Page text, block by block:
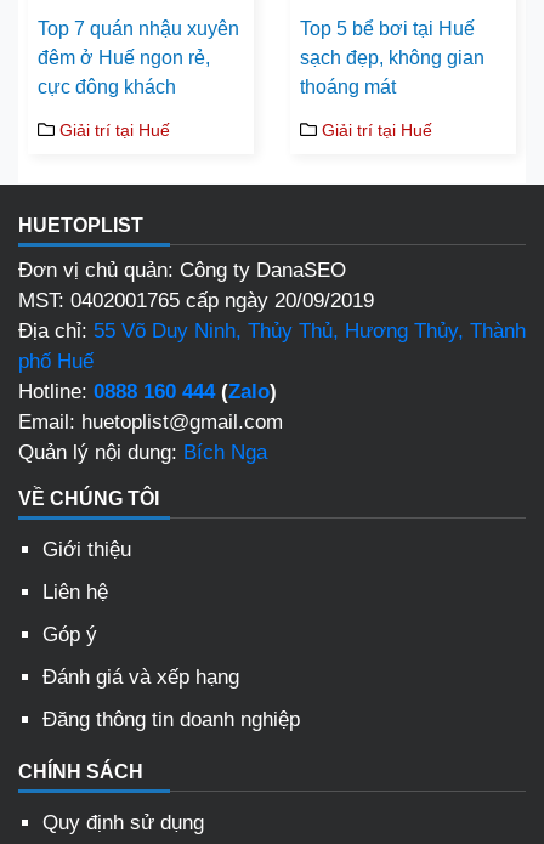
Top 7 quán nhậu xuyên
đêm ở Huế ngon rẻ,
cực đông khách
Giải trí tại Huế
Top 5 bể bơi tại Huế
sạch đẹp, không gian
thoáng mát
Giải trí tại Huế
HUETOPLIST
Đơn vị chủ quản: Công ty DanaSEO
MST: 0402001765 cấp ngày 20/09/2019
Địa chỉ: 55 Võ Duy Ninh, Thủy Thủ, Hương Thủy, Thành
phố Huế
Hotline: 0888 160 444(Zalo)
Email: huetoplist@gmail.com
Quản lý nội dung: Bích Nga
VỀ CHÚNG TÔI
Giới thiệu
Liên hệ
Góp ý
Đánh giá và xếp hạng
Đăng thông tin doanh nghiệp
CHÍNH SÁCH
Quy định sử dụng